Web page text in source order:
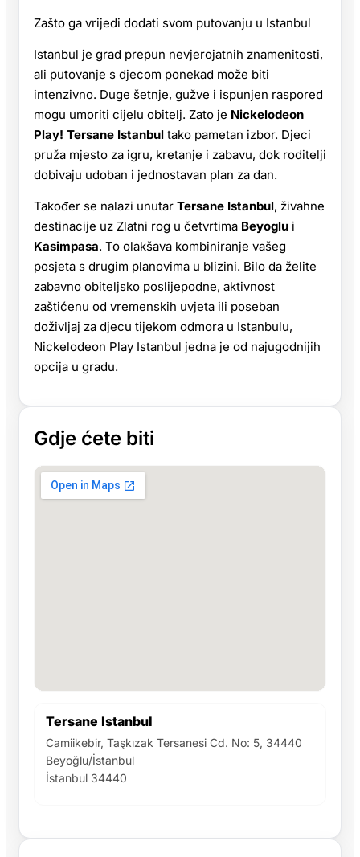
Zašto ga vrijedi dodati svom putovanju u Istanbul
Istanbul je grad prepun nevjerojatnih znamenitosti,
ali putovanje s djecom ponekad može biti
intenzivno. Duge šetnje, gužve i ispunjen raspored
mogu umoriti cijelu obitelj. Zato je Nickelodeon
Play! Tersane Istanbul tako pametan izbor. Djeci
pruža mjesto za igru, kretanje i zabavu, dok roditelji
dobivaju udoban i jednostavan plan za dan.
Također se nalazi unutar Tersane Istanbul, živahne
destinacije uz Zlatni rog u četvrtima Beyoglu i
Kasimpasa. To olakšava kombiniranje vašeg
posjeta s drugim planovima u blizini. Bilo da želite
zabavno obiteljsko poslijepodne, aktivnost
zaštićenu od vremenskih uvjeta ili poseban
doživljaj za djecu tijekom odmora u Istanbulu,
Nickelodeon Play Istanbul jedna je od najugodnijih
opcija u gradu.
Gdje ćete biti
Tersane Istanbul
Camiikebir, Taşkızak Tersanesi Cd. No: 5, 34440
Beyoğlu/İstanbul
İstanbul 34440